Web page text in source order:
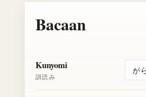
Bacaan
Kunyomi
訓読み
が